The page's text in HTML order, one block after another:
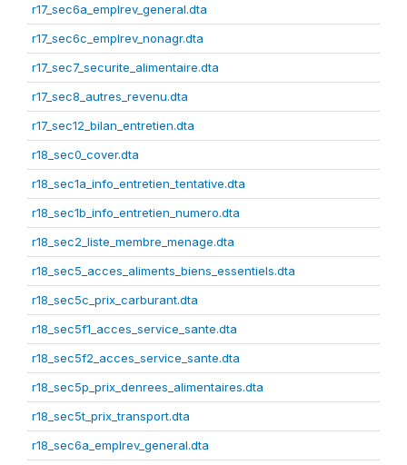
r17_sec6a_emplrev_general.dta
r17_sec6c_emplrev_nonagr.dta
r17_sec7_securite_alimentaire.dta
r17_sec8_autres_revenu.dta
r17_sec12_bilan_entretien.dta
r18_sec0_cover.dta
r18_sec1a_info_entretien_tentative.dta
r18_sec1b_info_entretien_numero.dta
r18_sec2_liste_membre_menage.dta
r18_sec5_acces_aliments_biens_essentiels.dta
r18_sec5c_prix_carburant.dta
r18_sec5f1_acces_service_sante.dta
r18_sec5f2_acces_service_sante.dta
r18_sec5p_prix_denrees_alimentaires.dta
r18_sec5t_prix_transport.dta
r18_sec6a_emplrev_general.dta